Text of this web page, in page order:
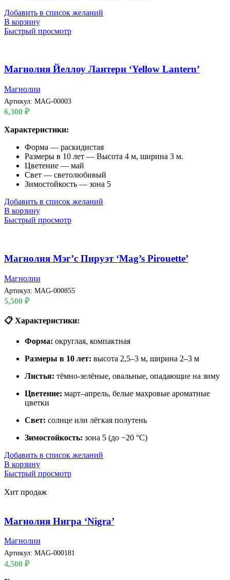
Добавить в список желаний
В корзину
Быстрый просмотр
Магнолия Йеллоу Лантерн ‘Yellow Lantern’
Магнолии
Артикул: MAG-00003
6,300 ₽
Характеристики:
Форма — раскидистая
Размеры в 10 лет — Высота 4 м, ширина 3 м.
Цветение — май
Свет — светолюбивый
Зимостойкость — зона 5
Добавить в список желаний
В корзину
Быстрый просмотр
Магнолия Мэг’с Пируэт ‘Mag’s Pirouette’
Магнолии
Артикул: MAG-000855
5,500 ₽
📋 Характеристики:
Форма: округлая, компактная
Размеры в 10 лет: высота 2,5–3 м, ширина 2–3 м
Листья: тёмно-зелёные, овальные, опадающие на зиму
Цветение: март–апрель, белые махровые ароматные
цветки
Свет: солнце или лёгкая полутень
Зимостойкость: зона 5 (до −20 °C)
Добавить в список желаний
В корзину
Быстрый просмотр
Хит продаж
Магнолия Нигра ‘Nigra’
Магнолии
Артикул: MAG-000181
4,500 ₽